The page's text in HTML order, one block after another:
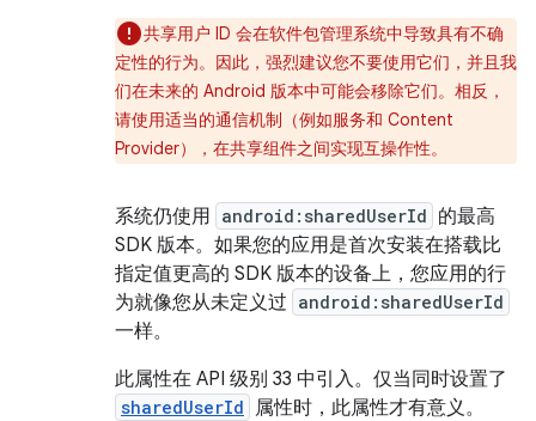
共享用户 ID 会在软件包管理系统中导致具有不确
定性的行为。因此，强烈建议您不要使用它们，并且我
们在未来的 Android 版本中可能会移除它们。相反，
请使用适当的通信机制（例如服务和 Content
Provider），在共享组件之间实现互操作性。
系统仍使用 android:sharedUserId 的最高
SDK 版本。如果您的应用是首次安装在搭载比
指定值更高的 SDK 版本的设备上，您应用的行
为就像您从未定义过 android:sharedUserId
一样。
此属性在 API 级别 33 中引入。仅当同时设置了
sharedUserId 属性时，此属性才有意义。